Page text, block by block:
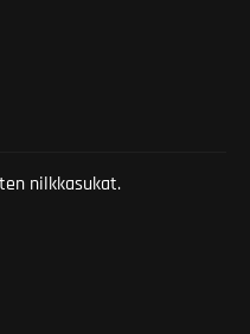
nilkkasukat.